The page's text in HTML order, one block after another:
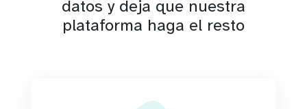
datos y deja que nuestra
plataforma haga el resto